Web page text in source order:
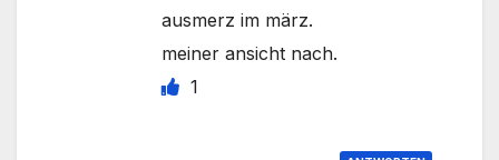
ausmerz im märz.
meiner ansicht nach.
1